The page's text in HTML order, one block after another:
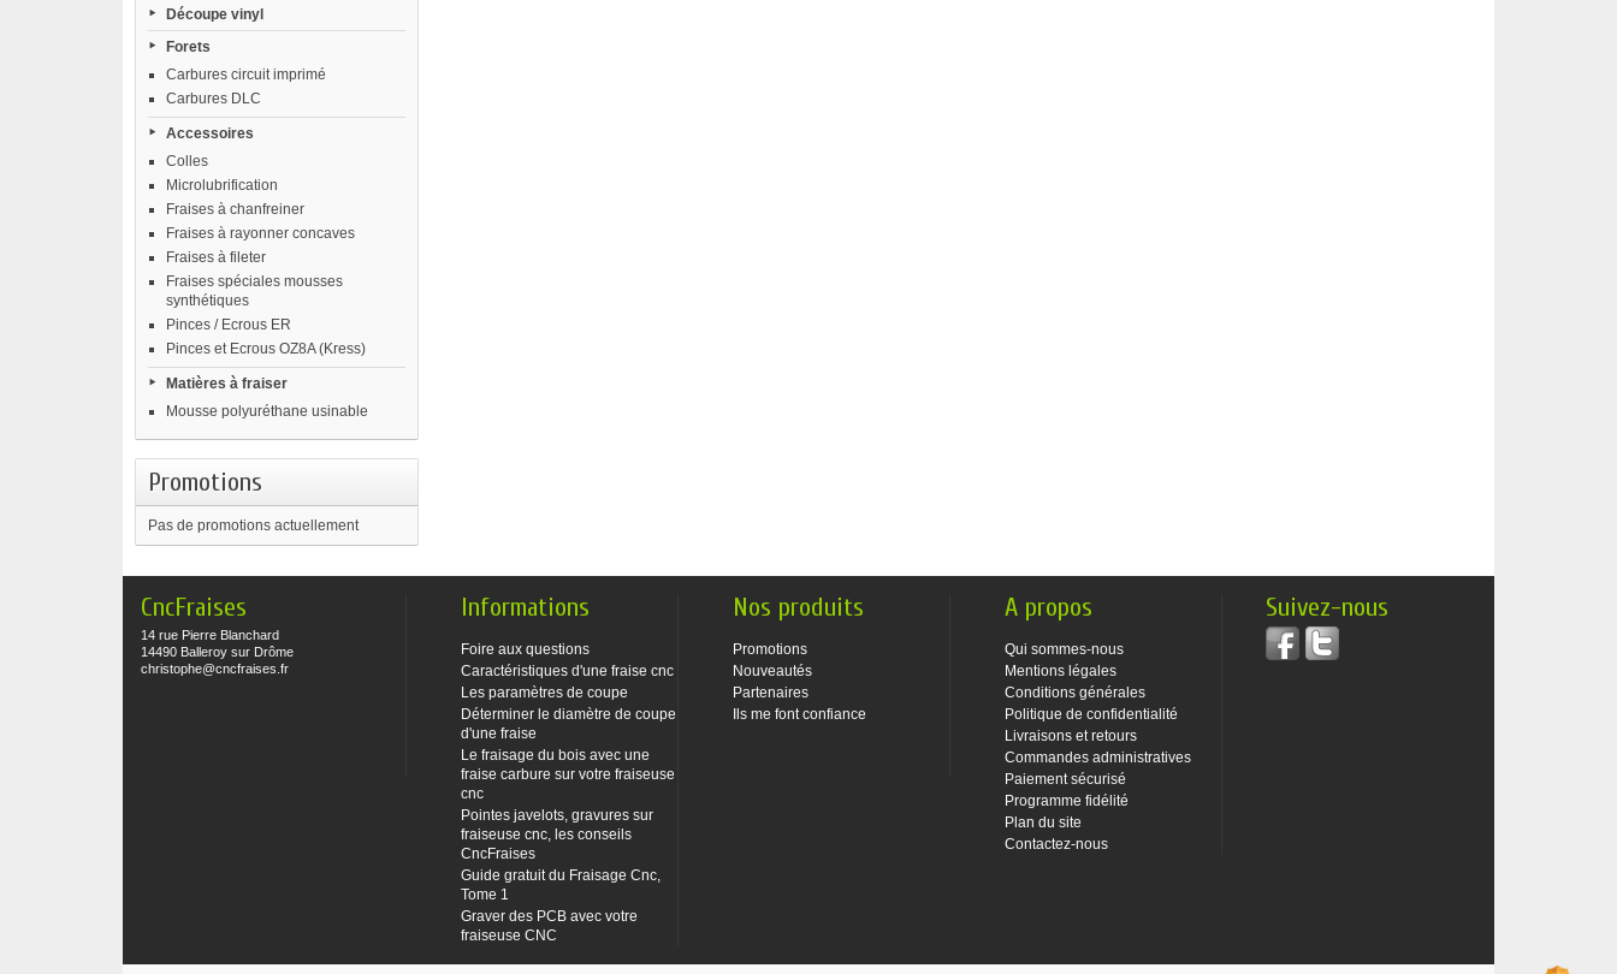
Découpe vinyl
Forets
Carbures circuit imprimé
Carbures DLC
Accessoires
Colles
Microlubrification
Fraises à chanfreiner
Fraises à rayonner concaves
Fraises à fileter
Fraises spéciales mousses
synthétiques
Pinces / Ecrous ER
Pinces et Ecrous OZ8A (Kress)
Matières à fraiser
Mousse polyuréthane usinable
Promotions
Pas de promotions actuellement
CncFraises
14 rue Pierre Blanchard
14490 Balleroy sur Drôme
christophe@cncfraises.fr
Informations
Foire aux questions
Caractéristiques d'une fraise cnc
Les paramètres de coupe
Déterminer le diamètre de coupe
d'une fraise
Le fraisage du bois avec une
fraise carbure sur votre fraiseuse
cnc
Pointes javelots, gravures sur
fraiseuse cnc, les conseils
CncFraises
Guide gratuit du Fraisage Cnc,
Tome 1
Graver des PCB avec votre
fraiseuse CNC
Nos produits
Promotions
Nouveautés
Partenaires
Ils me font confiance
A propos
Qui sommes-nous
Mentions légales
Conditions générales
Politique de confidentialité
Livraisons et retours
Commandes administratives
Paiement sécurisé
Programme fidélité
Plan du site
Contactez-nous
Suivez-nous